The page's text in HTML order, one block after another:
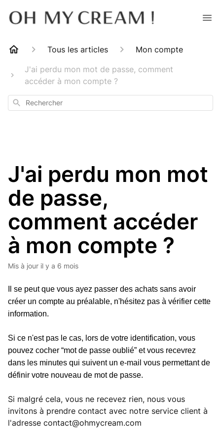
Tous les articles
Mon compte
J'ai perdu mon mot de passe, comment
accéder à mon compte ?
Rechercher
J'ai perdu mon mot
de passe,
comment accéder
à mon compte ?
Mis à jour il y a 6 mois
Il se peut que vous ayez passer des achats sans avoir
créer un compte au préalable, n'hésitez pas à vérifier cette
information.
Si ce n'est pas le cas, lors de votre identification, vous
pouvez cocher “mot de passe oublié” et vous recevrez
dans les minutes qui suivent un e-mail vous permettant de
définir votre nouveau de mot de passe.
Si malgré cela, vous ne recevez rien, nous vous
invitons à prendre contact avec notre service client à
l'adresse contact@ohmycream.com